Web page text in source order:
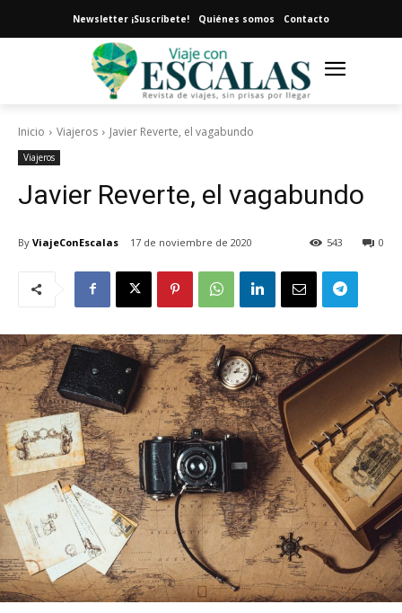
Newsletter ¡Suscríbete! Quiénes somos Contacto
Inicio Viajeros Javier Reverte, el vagabundo
Viajeros
Javier Reverte, el vagabundo
By ViajeConEscalas 17 de noviembre de 2020 0
543